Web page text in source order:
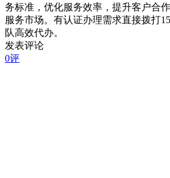
务标准，优化服务效率，提升客户合
服务市场。有认证办理需求直接拨打
队高效代办。
发表评论
0评